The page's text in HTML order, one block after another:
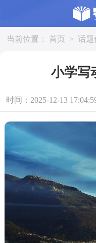
当前位置： 首页 > 话题
小学写
时间：2025-12-13